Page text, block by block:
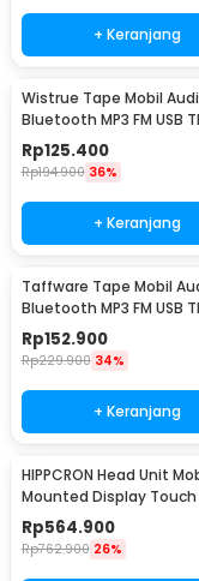
+ Keranjang
Wistrue Tape Mobil
Bluetooth MP3 FM USB
60W - 2219
Rp125.400
Rp194.900 36%
+ Keranjang
Taffware Tape Mobil
Bluetooth MP3 FM USB
Phone Holder 12V 60W -
Rp152.900
Rp229.900 34%
+ Keranjang
HIPPCRON Head Unit
Mounted Display Touch
10.26 Inch - B5303
Rp564.900
Rp762.900 26%